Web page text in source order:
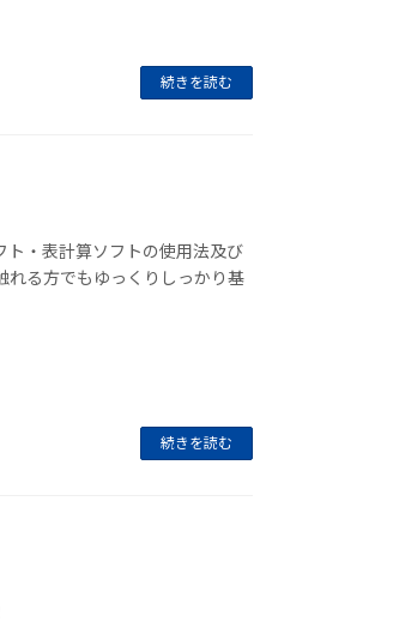
続きを読む
ト・表計算ソフトの使用法及び
れる方でもゆっくりしっかり基
続きを読む